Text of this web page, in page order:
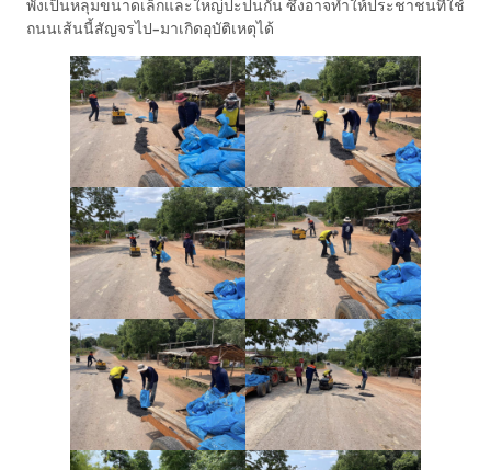
พังเป็นหลุมขนาดเล็กและใหญ่ปะปนกัน ซึ่งอาจทำให้ประชาชนที่ใช้
ถนนเส้นนี้สัญจรไป-มาเกิดอุบัติเหตุได้